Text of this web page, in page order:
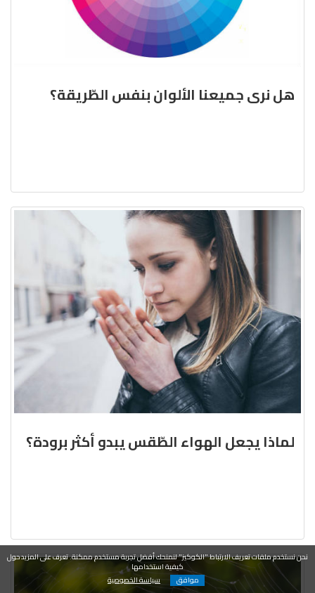
هل نرى جميعنا الألوان بنفس الطّريقة؟
لماذا يجعل الهواء الطّقس يبدو أكثر برودة؟
نحن نستخدم ملفات تعريف الارتباط "الكوكيز" لنمنحك أفضل تجربة مستخدم ممكنة. تعرف على المزيد حول
كيفية استخدامها
موافق
سياسة الخصوصية